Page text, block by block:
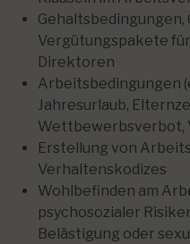
Vergütungspakete
Direktoren
Arbeitsbedingungen
Jahresurlaub,
Wettbewerbsverbot,
Erstellung von
Verhaltenskodizes
Wohlbefinden am
psychosozialer
Belästigung oder